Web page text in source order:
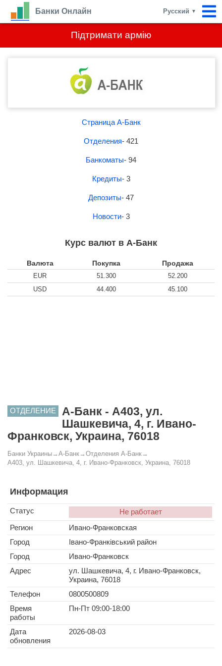
Підтримати армію
Банки Онлайн Русский ▼
Страница А-Банк
Отделения- 421
Банкоматы- 94
Кредиты- 3
Депозиты- 47
Новости- 3
Курс валют в А-Банк
Валюта Покупка Продажа
EUR 51.300
52.200
USD
44.400 45.100
ОТДЕЛЕНИЕ
А-Банк - A403, ул.
Шашкевича, 4, г. Ивано-
Франковск, Украина, 76018
Банки Украины→ А-Банк→ Отделения А-Банк→
A403, ул. Шашкевича, 4, г. Ивано-Франковск, Украина, 76018
Информация
Статус
Не работает
Регион
Ивано-Франковская
Город
Івано-Франківський район
Город
Ивано-Франковск
Адрес
ул. Шашкевича, 4, г. Ивано-Франковск,
Украина, 76018
Телефон
0800500809
Время
работы
Пн-Пт 09:00-18:00
Дата
обновления
2026-08-03